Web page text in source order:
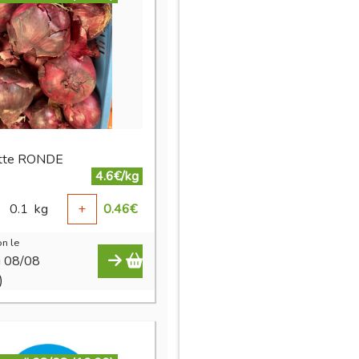
RONDE
4.6€/kg
0.1 kg + 0.46€
le
08/08